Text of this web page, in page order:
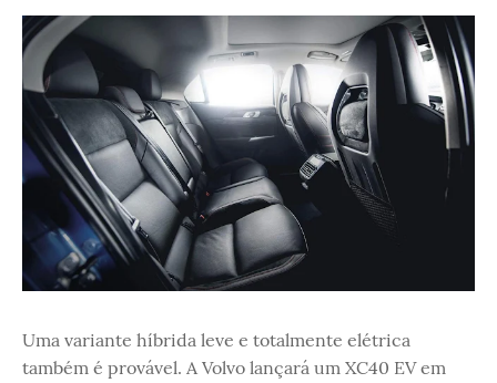
Uma variante híbrida leve e totalmente elétrica
também é provável. A Volvo lançará um XC40 EV em